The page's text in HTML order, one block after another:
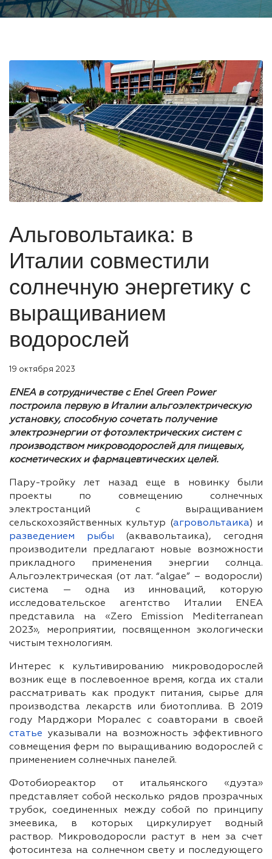
Альговольтаика: в
Италии совместили
солнечную энергетику с
выращиванием
водорослей
19 октября 2023
ENEA в сотрудничестве с Enel Green Power
построила первую в Италии альгоэлектрическую
установку, способную сочетать получение
электроэнергии от фотоэлектрических систем с
производством микроводорослей для пищевых,
косметических и фармацевтических целей.
Пару-тройку лет назад еще в новинку были
проекты по совмещению солнечных
электростанций с выращиванием
сельскохозяйственных культур (агровольтаика) и
разведением рыбы (аквавольтаика), сегодня
производители предлагают новые возможности
прикладного применения энергии солнца.
Альгоэлектрическая (от лат. “algae” – водоросли)
система — одна из инноваций, которую
исследовательское агентство Италии ENEA
представила на «Zero Emission Mediterranean
2023», мероприятии, посвященном экологически
чистым технологиям.
Интерес к культивированию микроводорослей
возник еще в послевоенное время, когда их стали
рассматривать как продукт питания, сырье для
производства лекарств или биотоплива. В 2019
году Марджори Моралес с соавторами в своей
статье указывали на возможность эффективного
совмещения ферм по выращиванию водорослей с
применением солнечных панелей.
Фотобиореактор от итальянского «дуэта»
представляет собой несколько рядов прозрачных
трубок, соединенных между собой по принципу
змеевика, в которых циркулирует водный
раствор. Микроводоросли растут в нем за счет
фотосинтеза на солнечном свету и последующего